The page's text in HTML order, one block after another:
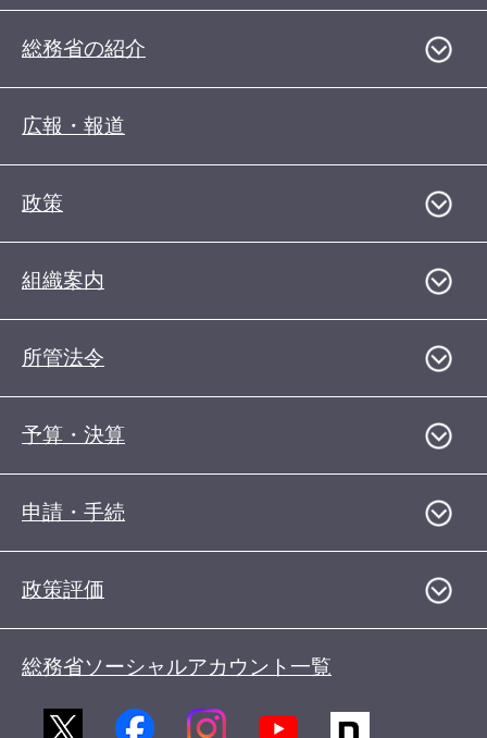
総務省の紹介
広報・報道
政策
組織案内
所管法令
予算・決算
申請・手続
政策評価
総務省ソーシャルアカウント一覧